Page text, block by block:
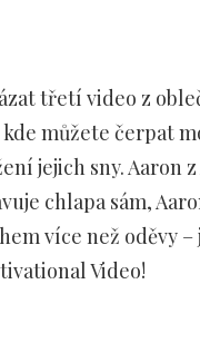
třetí video z
můžete čerpat
jejich sny.
chlapa sám,
více než oděvy
Video!